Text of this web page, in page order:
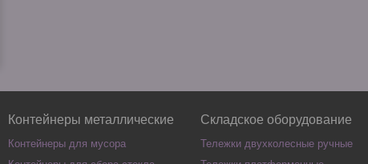
Контейнеры металлические
Контейнеры для мусора
Складское оборудование
Тележки двухколесные ручные